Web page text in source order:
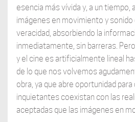
esencia más vívida y, a un tiempo,
imágenes en movimiento y
veracidad, absorbiendo la
inmediatamente, sin barreras.
y el cine es artificialmente lineal
de lo que nos volvemos
obra, ya que abre oportunidad
inquietantes coexistan con las
aceptadas que las imágenes en